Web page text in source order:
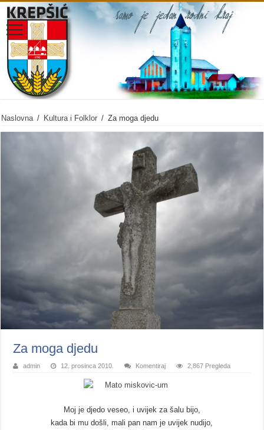
Naslovna / Kultura i Folklor / Za moga djedu
Za moga djedu
admin 12. prosinca 2010. Komentiraj 2,867 Pregleda
Moj je djedo veseo, i uvijek za šalu bijo,
kada bi mu došli, mali pan nam je uvijek nudijo,